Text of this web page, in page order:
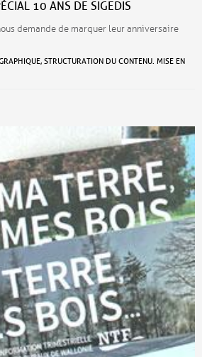
10 ANS DE SIGEDIS
demande de marquer leur anniversaire
STRUCTURATION DU CONTENU. MISE EN